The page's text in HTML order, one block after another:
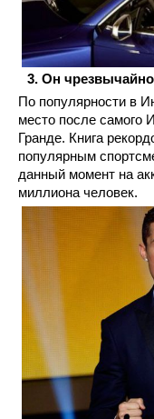
Он
По популярности в
место после самого
Гранде. Книга
популярным
данный момент на
миллиона человек.